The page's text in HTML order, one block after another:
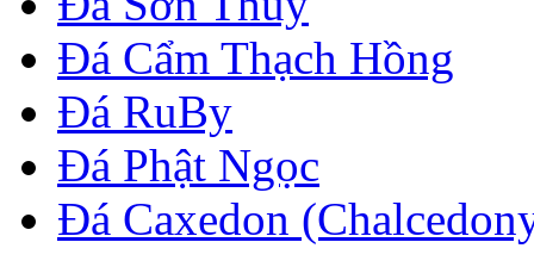
Đá Cẩm Thạch Hồng
Đá RuBy
Đá Phật Ngọc
Đá Caxedon